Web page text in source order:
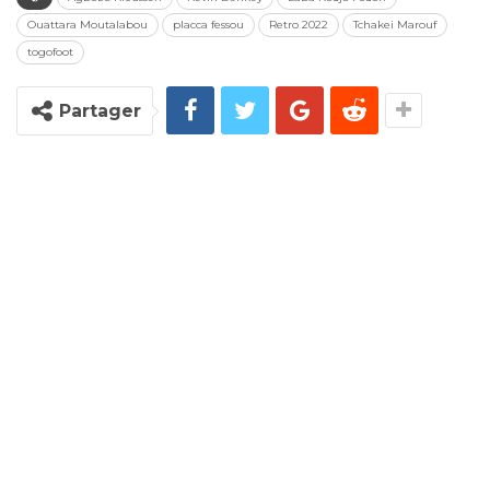
Ouattara Moutalabou
placca fessou Retro 2022
Tchakei Marouf
togofoot
Partager